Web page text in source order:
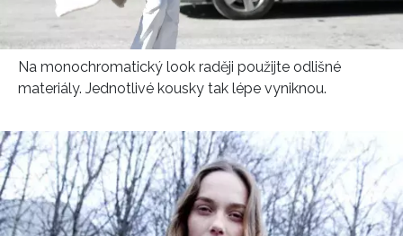
Na monochromatický look raději použijte odlišné
materiály. Jednotlivé kousky tak lépe vyniknou.